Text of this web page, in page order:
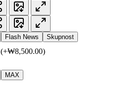
Flash News Skupnost
(+₩8,500.00)
MAX